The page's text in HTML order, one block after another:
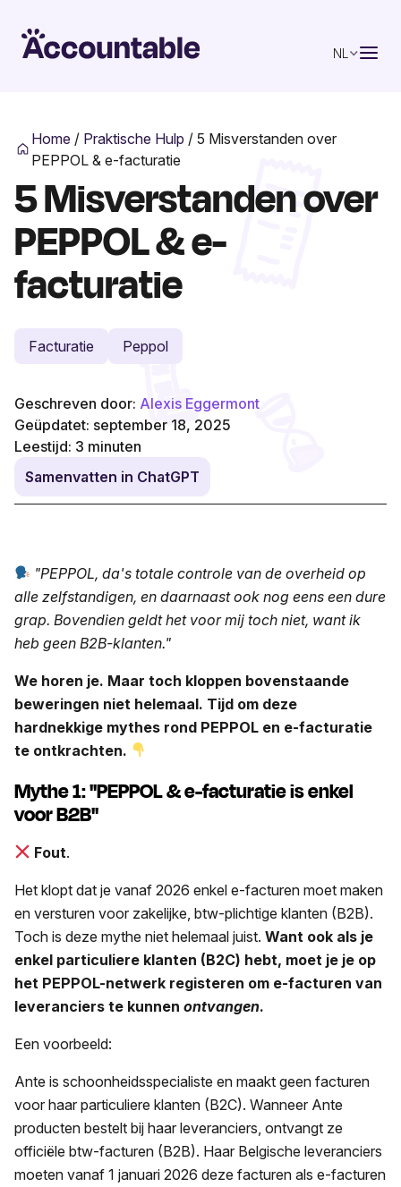
NL
Home / Praktische Hulp / 5 Misverstanden over
PEPPOL & e-facturatie
5 Misverstanden over
PEPPOL & e-
facturatie
Facturatie Peppol
Geschreven door: Alexis Eggermont
Geüpdatet: september 18, 2025
Leestijd: 3 minuten
Samenvatten in ChatGPT
"PEPPOL, da's totale controle van de overheidop
alle zelfstandigen, en daarnaast ook nog eens een dure
grap. Bovendien geldt het voor mij toch niet, want ik
heb geen B2B-klanten."
We horen je. Maar toch kloppen bovenstaande
beweringen niet helemaal. Tijd om deze
hardnekkige mythes rond PEPPOL en e-facturatie
te ontkrachten.
Mythe 1: "PEPPOL & e-facturatie is enkel
voor B2B"
Fout.
Het klopt dat je vanaf 2026 enkel e-facturen moet maken
en versturen voor zakelijke, btw-plichtige klanten (B2B).
Toch is deze mythe niet helemaal juist. Want ook als je
enkel particuliere klanten (B2C) hebt, moet je je op
het PEPPOL-netwerk registeren om e-facturen van
leveranciers te kunnen ontvangen.
Een voorbeeld:
Ante is schoonheidsspecialiste en maakt geen facturen
voor haar particuliere klanten (B2C). Wanneer Ante
producten bestelt bij haar leveranciers, ontvangt ze
officiële btw-facturen (B2B). Haar Belgische leveranciers
moeten vanaf 1 januari 2026 deze facturen als e-facturen